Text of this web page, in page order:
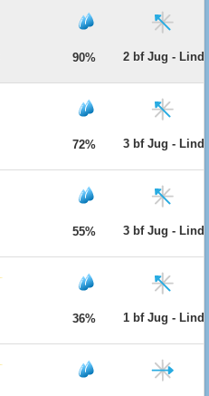
90% 2 bf Jug -
72% 3 bf Jug -
55% 3 bf Jug -
36% 1 bf Jug -